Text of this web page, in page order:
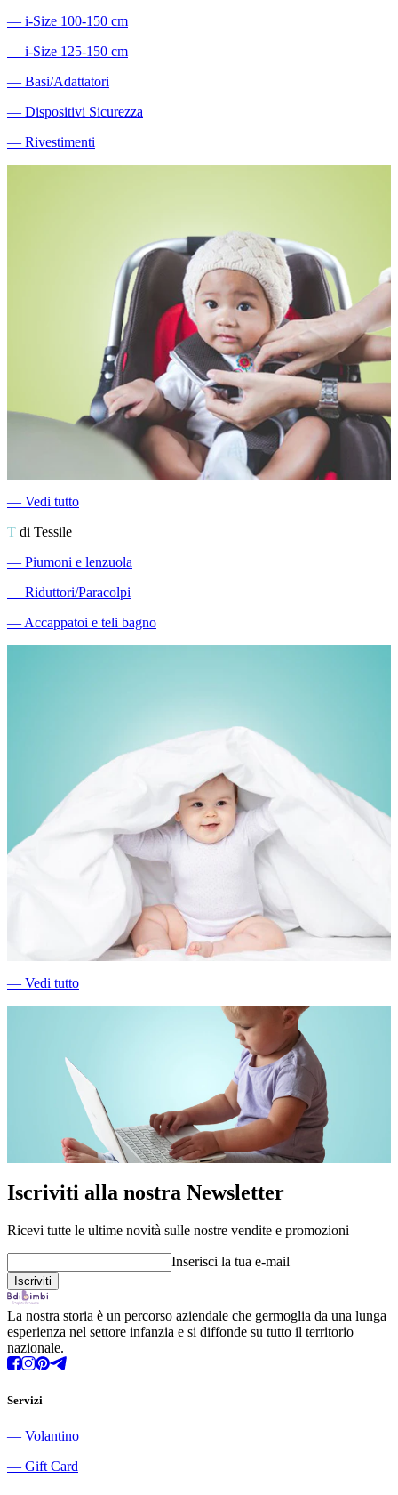
― i-Size 100-150 cm
― i-Size 125-150 cm
― Basi/Adattatori
― Dispositivi Sicurezza
― Rivestimenti
― Vedi tutto
T di Tessile
― Piumoni e lenzuola
― Riduttori/Paracolpi
―Accappatoi e teli bagno
― Vedi tutto
Iscriviti alla nostra Newsletter
Ricevi tutte le ultime novità sulle nostre vendite e promozioni
Inserisci la tua e-mail
La nostra storia è un percorso aziendale che germoglia da una lunga
esperienza nel settore infanzia e si diffonde su tutto il territorio
nazionale.
Servizi
― Volantino
― Gift Card